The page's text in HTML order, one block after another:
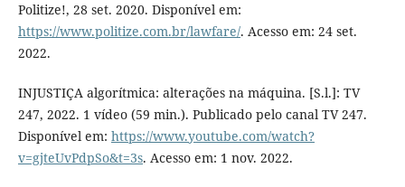
Politize!, 28 set. 2020. Disponível em:
https://www.politize.com.br/lawfare/. Acesso em: 24 set.
2022.
INJUSTIÇA algorítmica: alterações na máquina. [S.l.]: TV
247, 2022. 1 vídeo (59 min.). Publicado pelo canal TV 247.
Disponível em: https://www.youtube.com/watch?
v=gjteUvPdpSo&t=3s. Acesso em: 1 nov. 2022.